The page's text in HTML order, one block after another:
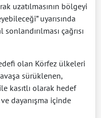
uzatılmasının bölgeyi
uyarısında
çağrısı
olan Körfez ülkeleri
sürüklenen,
kasıtlı olarak hedef
dayanışma içinde